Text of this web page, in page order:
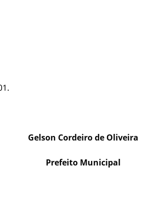
Gelson Cordeiro de Oliveira
Prefeito Municipal